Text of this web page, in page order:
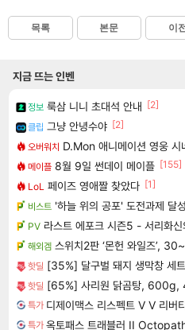
목록 본문 이
지금 뜨는 인벤
정보 룩삼 니니 초대석 안내 [2]
클립 그냥 안녕수야 [2]
오버워치 D.Mon 애니메이션 영웅 시
메이플 8월 9일 썬데이 메이플 [155]
LoL 페이즈 영애짤 찾았다 [1]
비스트 '하늘 위의 공포' 도전과제 달
PV 라스트 에포크 시즌5 - 서리화신
해외겜 스위치2판 ‘몬헌 와일즈’,
핫딜 [35%] 달구벌 돼지 생막창 세
핫딜 [65%] 사리원 닭곰탕, 600g,
특가
특가